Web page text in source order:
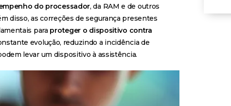
do processador, da RAM e de outros
disso, as correções de segurança presentes
para proteger o dispositivo contra
evolução, reduzindo a incidência de
levar um dispositivo à assistência.